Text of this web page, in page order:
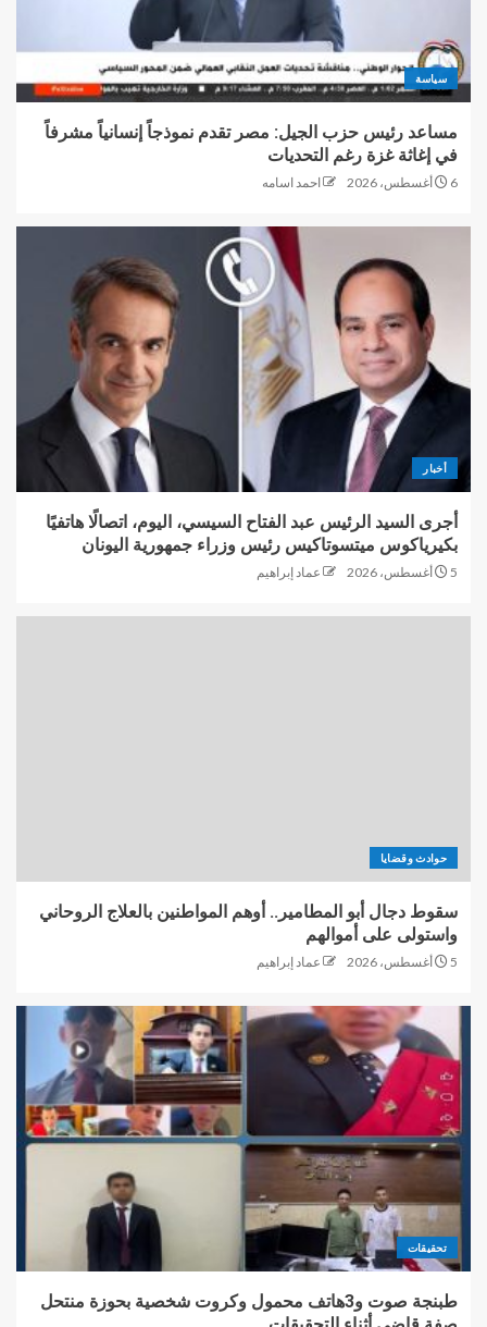
سياسة
مساعد رئيس حزب الجيل: مصر تقدم نموذجاً إنسانياً مشرفاً
في إغاثة غزة رغم التحديات
6 أغسطس، 2026 احمد اسامه
أخبار
أجرى السيد الرئيس عبد الفتاح السيسي، اليوم، اتصالًا هاتفيًا
بكيرياكوس ميتسوتاكيس رئيس وزراء جمهورية اليونان
5 أغسطس، 2026 عماد إبراهيم
حوادث وقضايا
سقوط دجال أبو المطامير.. أوهم المواطنين بالعلاج الروحاني
واستولى على أموالهم
5 أغسطس، 2026 عماد إبراهيم
تحقيقات
طبنجة صوت و3هاتف محمول وكروت شخصية بحوزة منتحل